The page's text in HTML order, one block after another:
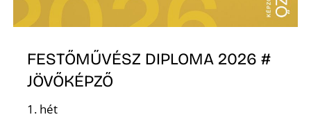
FESTŐMŰVÉSZ DIPLOMA 2026 #
JÖVŐKÉPZŐ
1. hét